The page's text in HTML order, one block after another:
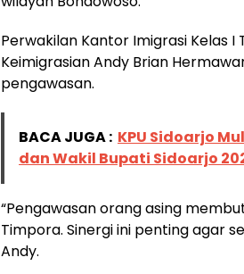
Perwakilan Kantor Imigrasi Kelas I
Keimigrasian Andy Brian
pengawasan.
BACA JUGA : KPU Sidoarjo
dan Wakil Bupati Sidoarjo
“Pengawasan orang asing
Timpora. Sinergi ini penting agar
Andy.